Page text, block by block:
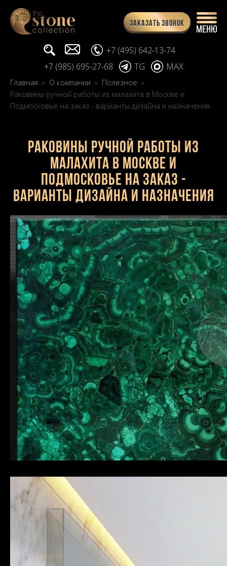
Заказать звонок
Поиск... info@stone-collection.ru
+7 (495) 642-13-74
+7 (985) 695-27-68
TG MAX
Главная » О компании » Полезное »
Раковины ручной работы из малахита в Москве и
Подмосковье на заказ - варианты дизайна и назначения
Раковины ручной работы из
малахита в Москве и
Подмосковье на заказ -
варианты дизайна и назначения